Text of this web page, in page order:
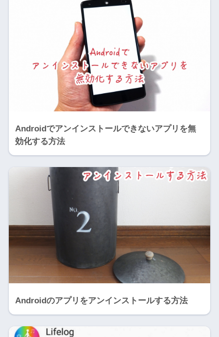
Androidでアンインストールできないアプリを無
効化する方法
Androidのアプリをアンインストールする方法